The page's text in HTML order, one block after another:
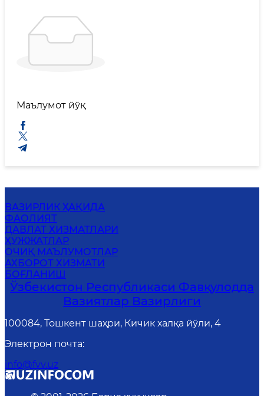
Маълумот йўқ
ВАЗИРЛИК ҲАҚИДА
ФАОЛИЯТ
ДАВЛАТ ХИЗМАТЛАРИ
ҲУЖЖАТЛАР
ОЧИҚ МАЪЛУМОТЛАР
АХБОРОТ ХИЗМАТИ
БОҒЛАНИШ
Ўзбекистон Республикаси Фавқулодда
Вазиятлар Вазирлиги
100084, Тошкент шаҳри, Кичик халқа йўли, 4
Электрон почта:
info@fvv.uz